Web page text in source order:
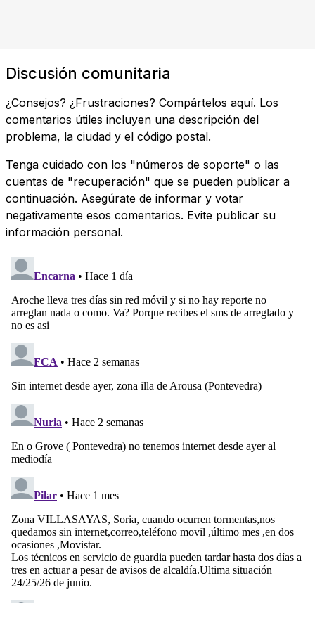
Discusión comunitaria
¿Consejos? ¿Frustraciones? Compártelos aquí. Los
comentarios útiles incluyen una descripción del
problema, la ciudad y el código postal.
Tenga cuidado con los "números de soporte" o las
cuentas de "recuperación" que se pueden publicar a
continuación. Asegúrate de informar y votar
negativamente esos comentarios. Evite publicar su
información personal.